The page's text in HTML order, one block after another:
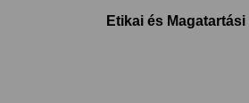
Etikai és